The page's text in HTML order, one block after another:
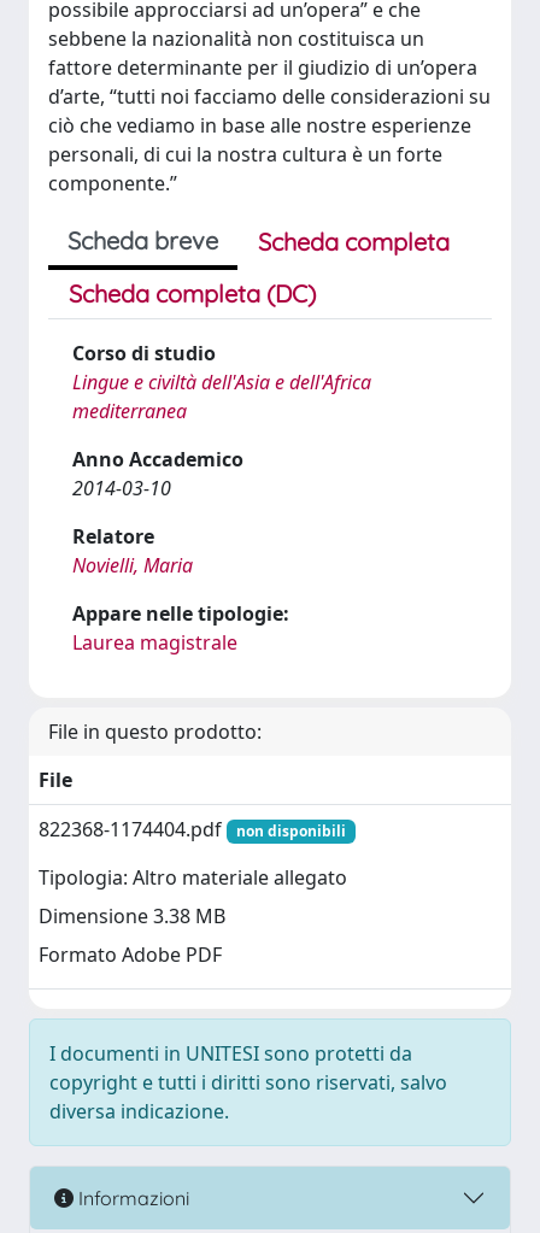
possibile approcciarsi ad un’opera” e che
sebbene la nazionalità non costituisca un
fattore determinante per il giudizio di un’opera
d’arte, “tutti noi facciamo delle considerazioni su
ciò che vediamo in base alle nostre esperienze
personali, di cui la nostra cultura è un forte
componente.”
Scheda breve
Scheda completa
Scheda completa (DC)
Corso di studio
Lingue e civiltà dell'Asia e dell'Africa
mediterranea
Anno Accademico
2014-03-10
Relatore
Novielli, Maria
Appare nelle tipologie:
Laurea magistrale
File in questo prodotto:
File
822368-1174404.pdf
non disponibili
Tipologia: Altro materiale allegato
Dimensione 3.38 MB
Formato Adobe PDF
I documenti in UNITESI sono protetti da
copyright e tutti i diritti sono riservati, salvo
diversa indicazione.
Informazioni